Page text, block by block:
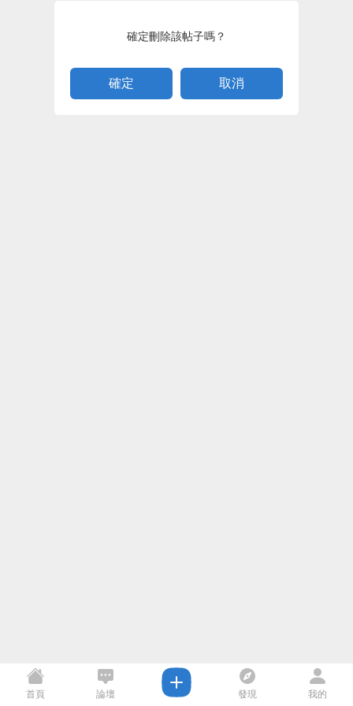
確定刪除該帖子嗎？
取消
首頁 論壇 發現 我的